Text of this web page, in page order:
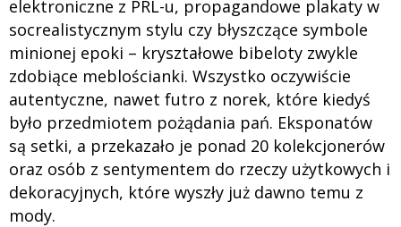
elektroniczne z PRL-u, propagandowe plakaty w
socrealistycznym stylu czy błyszczące symbole
minionej epoki – kryształowe bibeloty zwykle
zdobiące meblościanki. Wszystko oczywiście
autentyczne, nawet futro z norek, które kiedyś
było przedmiotem pożądania pań. Eksponatów
są setki, a przekazało je ponad 20 kolekcjonerów
oraz osób z sentymentem do rzeczy użytkowych i
dekoracyjnych, które wyszły już dawno temu z
mody.